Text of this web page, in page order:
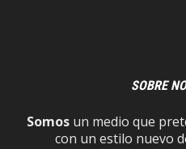
SOBRE
Somos un medio que
con un estilo nuevo